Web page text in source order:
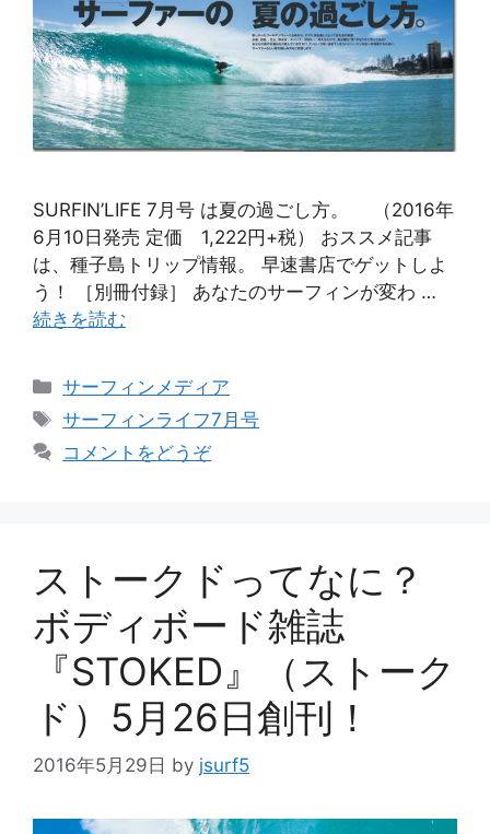
SURFIN’LIFE 7月号 は夏の過ごし方。 （2016年
6月10日発売 定価 1,222円+税） おススメ記事
は、種子島トリップ情報。 早速書店でゲットしよ
う！ ［別冊付録］ あなたのサーフィンが変わ …
続きを読む
カ
テ
ゴ
リ
サーフィンメディア
タ
サーフィンライフ7月号
コメントをどうぞ
ストークドってなに？
ボディボード雑誌
『STOKED』（ストーク
ド）5月26日創刊！
2016年5月29日 by jsurf5